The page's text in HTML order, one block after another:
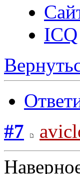
ICQ
#7